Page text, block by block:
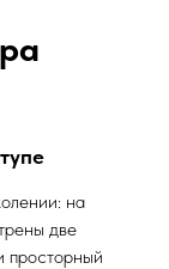
на
две